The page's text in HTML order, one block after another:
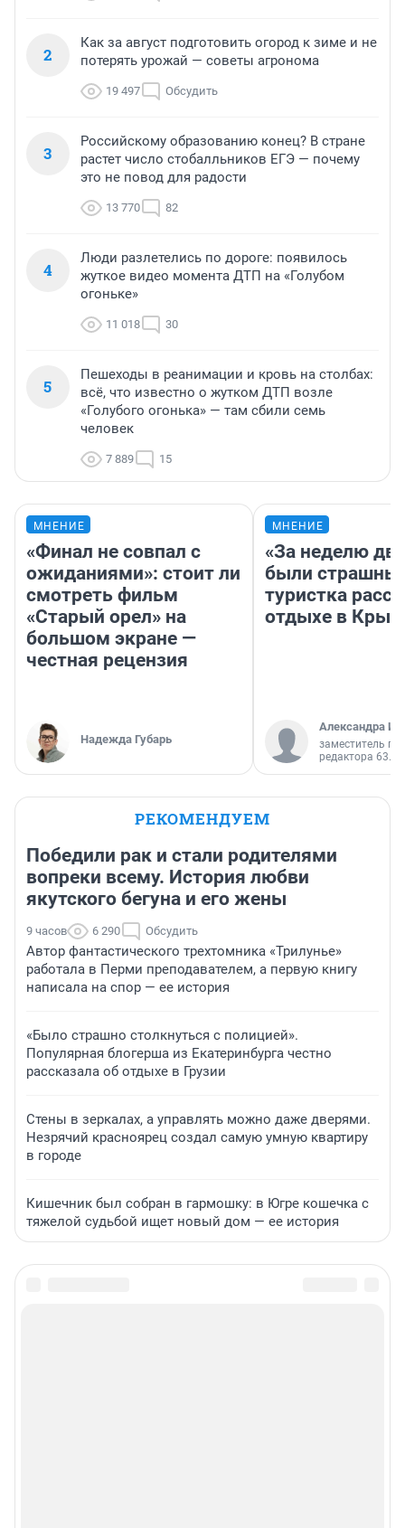
2
Как за август подготовить огород к зиме и не
потерять урожай — советы агронома
19 497 Обсудить
3
Российскому образованию конец? В стране
растет число стобалльников ЕГЭ — почему
это не повод для радости
13 770 82
4
Люди разлетелись по дороге: появилось
жуткое видео момента ДТП на «Голубом
огоньке»
11 018 30
5
Пешеходы в реанимации и кровь на столбах:
всё, что известно о жутком ДТП возле
«Голубого огонька» — там сбили семь
человек
7 889 15
МНЕНИЕ
«Финал не совпал с
ожиданиями»: стоит ли
смотреть фильм
«Старый орел» на
большом экране —
честная рецензия
Надежда Губарь
МНЕНИЕ
«За неделю
были
туристка
отдыхе в
Александра
заместитель
редактора 63.RU
РЕКОМЕНДУЕМ
Победили рак и стали родителями
вопреки всему. История любви
якутского бегуна и его жены
9 часов 6 290 Обсудить
Автор фантастического трехтомника «Трилунье»
работала в Перми преподавателем, а первую книгу
написала на спор — ее история
«Было страшно столкнуться с полицией».
Популярная блогерша из Екатеринбурга честно
рассказала об отдыхе в Грузии
Стены в зеркалах, а управлять можно даже дверями.
Незрячий красноярец создал самую умную квартиру
в городе
Кишечник был собран в гармошку: в Югре кошечка с
тяжелой судьбой ищет новый дом — ее история